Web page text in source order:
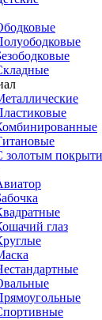
золотым
глаз